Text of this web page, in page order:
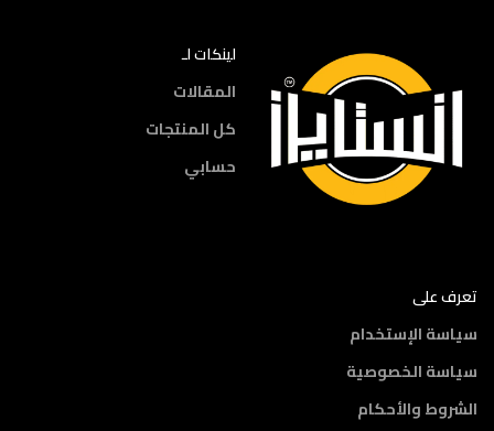
لينكات لـ
المقالات
كل المنتجات
حسابي
تعرف على
سياسة الإستخدام
سياسة الخصوصية
الشروط والأحكام